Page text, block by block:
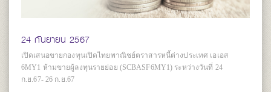
24 กันยายน 2567
เปิดเสนอขายกองทุนเปิดไทยพาณิชย์ตราสารหนี้ต่างประเทศ เอเอส
6MY1 ห้ามขายผู้ลงทุนรายย่อย (SCBASF6MY1) ระหว่างวันที่ 24
ก.ย.67- 26 ก.ย.67